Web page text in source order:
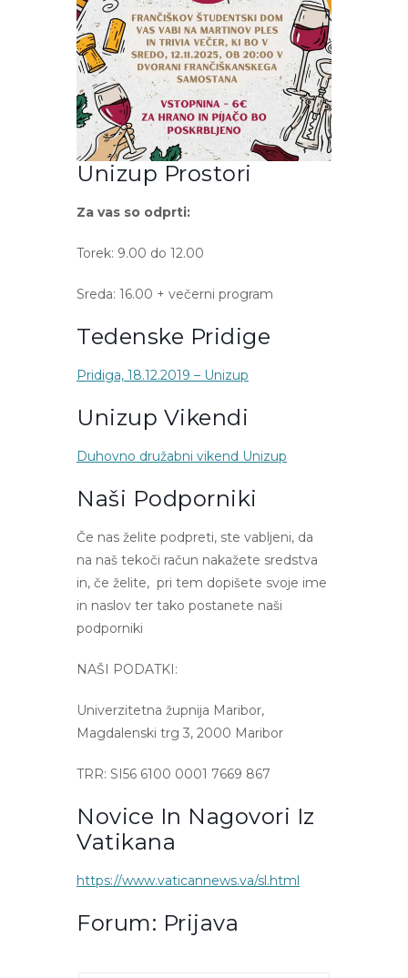
Unizup Prostori
Za vas so odprti:
Torek: 9.00 do 12.00
Sreda: 16.00 + večerni program
Tedenske Pridige
Pridiga, 18.12.2019 – Unizup
Unizup Vikendi
Duhovno družabni vikend Unizup
Naši Podporniki
Če nas želite podpreti, ste vabljeni, da
na naš tekoči račun nakažete sredstva
in, če želite, pri tem dopišete svoje ime
in naslov ter tako postanete naši
podporniki
NAŠI PODATKI:
Univerzitetna župnija Maribor,
Magdalenski trg 3, 2000 Maribor
TRR: SI56 6100 0001 7669 867
Novice In Nagovori Iz
Vatikana
https://www.vaticannews.va/sl.html
Forum: Prijava